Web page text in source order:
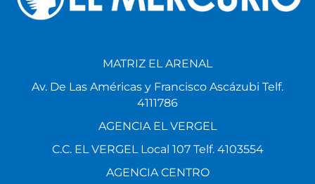
MATRIZ EL ARENAL
Av. De Las Américas y Francisco Ascázubi Telf.
4111786
AGENCIA EL VERGEL
C.C. EL VERGEL Local 107 Telf. 4103554
AGENCIA CENTRO